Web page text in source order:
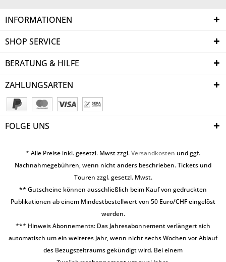
INFORMATIONEN
SHOP SERVICE
BERATUNG & HILFE
ZAHLUNGSARTEN
FOLGE UNS
* Alle Preise inkl. gesetzl. Mwst zzgl.Versandkosten und ggf.
Nachnahmegebühren, wenn nicht anders beschrieben. Tickets und
Touren zzgl. gesetzl. Mwst.
** Gutscheine können ausschließlich beim Kauf von gedruckten
Publikationen ab einem Mindestbestellwert von 50 Euro/CHF eingelöst
werden.
*** Hinweis Abonnements: Das Jahresabonnement verlängert sich
automatisch um ein weiteres Jahr, wenn nicht sechs Wochen vor Ablauf
des Bezugszeitraums gekündigt wird. Bei einem